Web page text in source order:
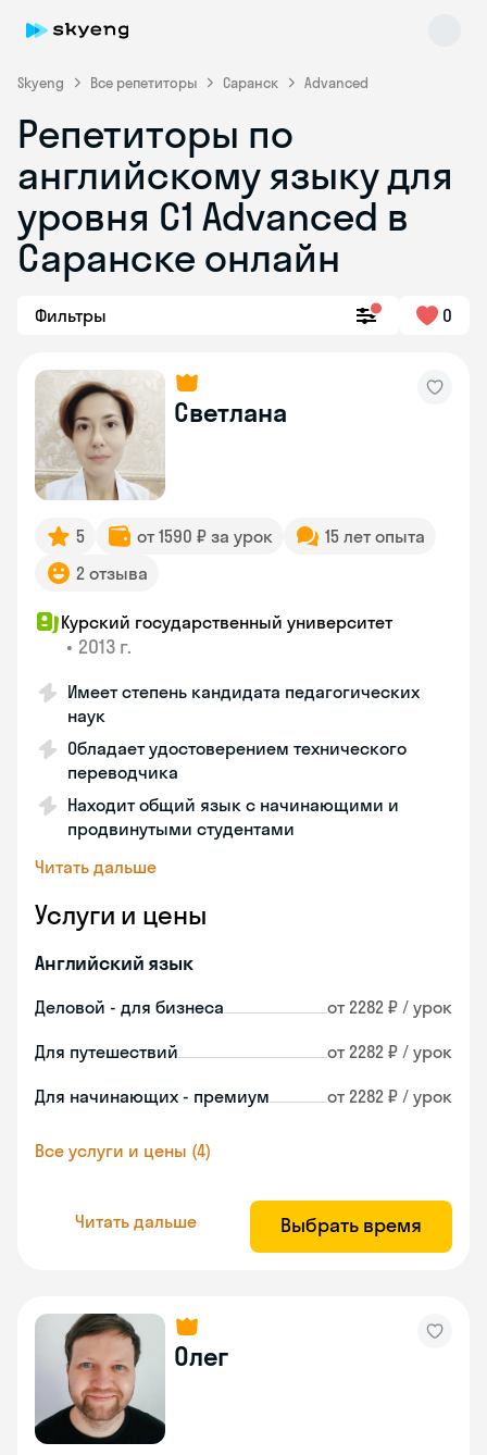
Skyeng Все репетиторы Саранск Advanced
Репетиторы по
английскому языку для
уровня C1 Advanced в
Саранске онлайн
Фильтры 0
Светлана
5 от 1590 ₽ за урок
15 лет опыта
2 отзыва
Курский государственный университет
• 2013 г.
Имеет степень кандидата педагогических
наук
Обладает удостоверением технического
переводчика
Находит общий язык с начинающими и
продвинутыми студентами
Читать дальше
Услуги и цены
Английский язык
Деловой - для бизнеса от 2282 ₽ / урок
Для путешествий от 2282 ₽ / урок
Для начинающих - премиум от 2282 ₽ / урок
Все услуги и цены (4)
Читать дальше Выбрать время
Олег
Skyeng Chat